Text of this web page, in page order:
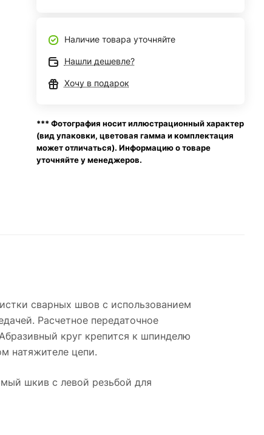
Наличие товара уточняйте
Нашли дешевле?
Хочу в подарок
*** Фотография носит иллюстрационный характер
(вид упаковки, цветовая гамма и комплектация
может отличаться). Информацию о товаре
уточняйте у менеджеров.
сварных швов с использованием
Расчетное передаточное
круг крепится к шпинделю
натяжителе цепи.
шкив с левой резьбой для